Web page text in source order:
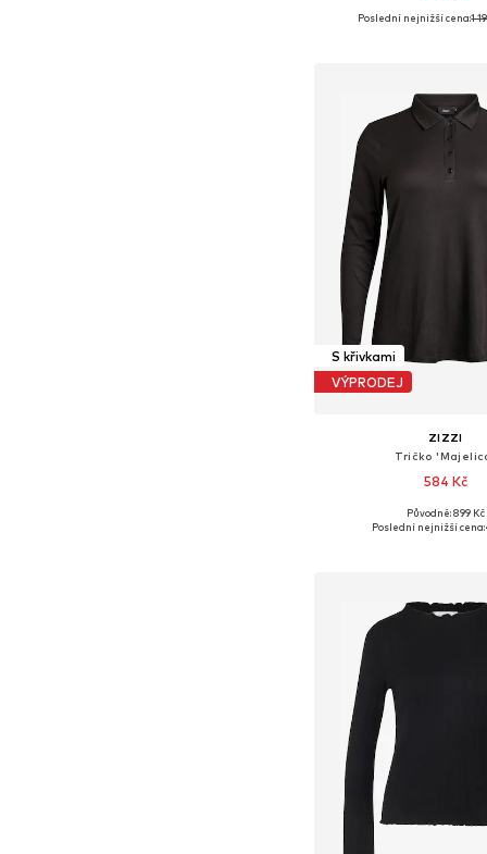
Poslední nejnižší cena:1
S křivkami
VÝPRODEJ
ZIZZI
Tričko
584 Kč
Původně: 899 Kč
Poslední nejnižší cena: